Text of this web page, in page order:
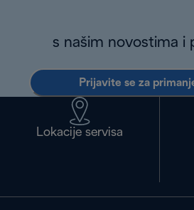
s našim novostima i
Prijavite se za
Lokacije servisa